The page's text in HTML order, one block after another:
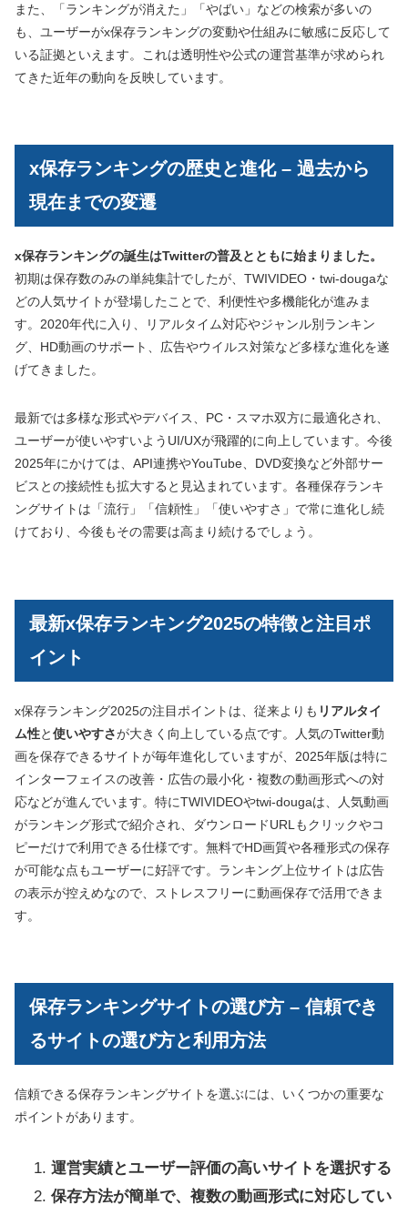
また、「ランキングが消えた」「やばい」などの検索が多いの
も、ユーザーがx保存ランキングの変動や仕組みに敏感に反応して
いる証拠といえます。これは透明性や公式の運営基準が求められ
てきた近年の動向を反映しています。
x保存ランキングの歴史と進化 – 過去から
現在までの変遷
x保存ランキングの誕生はTwitterの普及とともに始まりました。
初期は保存数のみの単純集計でしたが、TWIVIDEO・twi-dougaな
どの人気サイトが登場したことで、利便性や多機能化が進みま
す。2020年代に入り、リアルタイム対応やジャンル別ランキン
グ、HD動画のサポート、広告やウイルス対策など多様な進化を遂
げてきました。
最新では多様な形式やデバイス、PC・スマホ双方に最適化され、
ユーザーが使いやすいようUI/UXが飛躍的に向上しています。今後
2025年にかけては、API連携やYouTube、DVD変換など外部サー
ビスとの接続性も拡大すると見込まれています。各種保存ランキ
ングサイトは「流行」「信頼性」「使いやすさ」で常に進化し続
けており、今後もその需要は高まり続けるでしょう。
最新x保存ランキング2025の特徴と注目ポ
イント
x保存ランキング2025の注目ポイントは、従来よりも リアルタイ
ム性と使いやすさが大きく向上している点です。人気のTwitter動
画を保存できるサイトが毎年進化していますが、2025年版は特に
インターフェイスの改善・広告の最小化・複数の動画形式への対
応などが進んでいます。特にTWIVIDEOやtwi-dougaは、人気動画
がランキング形式で紹介され、ダウンロードURLもクリックやコ
ピーだけで利用できる仕様です。無料でHD画質や各種形式の保存
が可能な点もユーザーに好評です。ランキング上位サイトは広告
の表示が控えめなので、ストレスフリーに動画保存で活用できま
す。
保存ランキングサイトの選び方 – 信頼でき
るサイトの選び方と利用方法
信頼できる保存ランキングサイトを選ぶには、いくつかの重要な
ポイントがあります。
運営実績とユーザー評価の高いサイトを選択する
保存方法が簡単で、複数の動画形式に対応してい